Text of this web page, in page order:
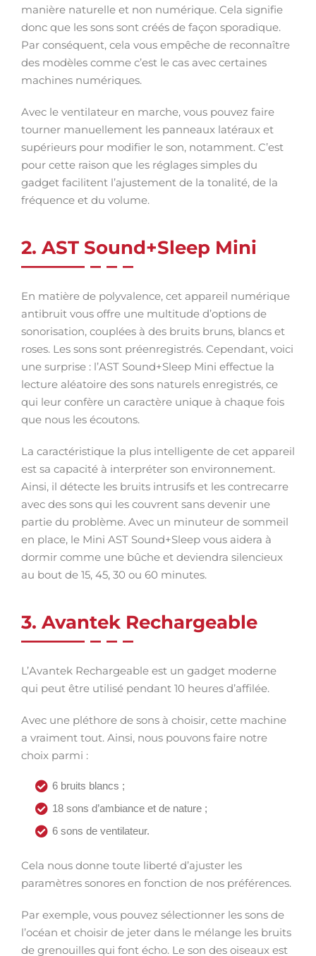
manière naturelle et non numérique. Cela signifie
donc que les sons sont créés de façon sporadique.
Par conséquent, cela vous empêche de reconnaître
des modèles comme c’est le cas avec certaines
machines numériques.
Avec le ventilateur en marche, vous pouvez faire
tourner manuellement les panneaux latéraux et
supérieurs pour modifier le son, notamment. C’est
pour cette raison que les réglages simples du
gadget facilitent l’ajustement de la tonalité, de la
fréquence et du volume.
2. AST Sound+Sleep Mini
En matière de polyvalence, cet appareil numérique
antibruit vous offre une multitude d’options de
sonorisation, couplées à des bruits bruns, blancs et
roses. Les sons sont préenregistrés. Cependant, voici
une surprise : l’AST Sound+Sleep Mini effectue la
lecture aléatoire des sons naturels enregistrés, ce
qui leur confère un caractère unique à chaque fois
que nous les écoutons.
La caractéristique la plus intelligente de cet appareil
est sa capacité à interpréter son environnement.
Ainsi, il détecte les bruits intrusifs et les contrecarre
avec des sons qui les couvrent sans devenir une
partie du problème. Avec un minuteur de sommeil
en place, le Mini AST Sound+Sleep vous aidera à
dormir comme une bûche et deviendra silencieux
au bout de 15, 45, 30 ou 60 minutes.
3. Avantek Rechargeable
L’Avantek Rechargeable est un gadget moderne
qui peut être utilisé pendant 10 heures d’affilée.
Avec une pléthore de sons à choisir, cette machine
a vraiment tout. Ainsi, nous pouvons faire notre
choix parmi :
6 bruits blancs ;
18 sons d’ambiance et de nature ;
6 sons de ventilateur.
Cela nous donne toute liberté d’ajuster les
paramètres sonores en fonction de nos préférences.
Par exemple, vous pouvez sélectionner les sons de
l’océan et choisir de jeter dans le mélange les bruits
de grenouilles qui font écho. Le son des oiseaux est